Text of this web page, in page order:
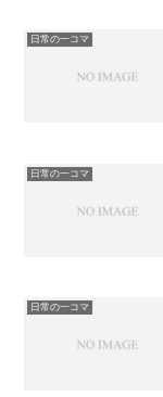
日常の一コマ
日常の一コマ
日常の一コマ